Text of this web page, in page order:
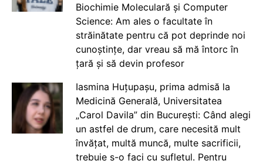
Biochimie Moleculară și Computer
Science: Am ales o facultate în
străinătate pentru că pot deprinde noi
cunoștințe, dar vreau să mă întorc în
țară și să devin profesor
Iasmina Huțupașu, prima admisă la
Medicină Generală, Universitatea
„Carol Davila” din București: Când alegi
un astfel de drum, care necesită mult
învățat, multă muncă, multe sacrificii,
trebuie s-o faci cu sufletul. Pentru